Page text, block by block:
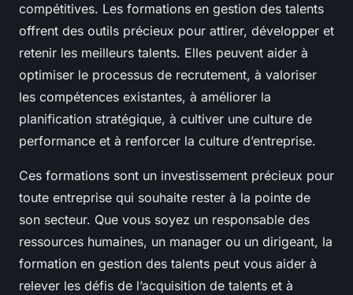
compétitives. Les formations en gestion des talents
offrent des outils précieux pour attirer, développer et
retenir les meilleurs talents. Elles peuvent aider à
optimiser le processus de recrutement, à valoriser
les compétences existantes, à améliorer la
planification stratégique, à cultiver une culture de
performance et à renforcer la culture d’entreprise.
Ces formations sont un investissement précieux pour
toute entreprise qui souhaite rester à la pointe de
son secteur. Que vous soyez un responsable des
ressources humaines, un manager ou un dirigeant, la
formation en gestion des talents peut vous aider à
relever les défis de l’acquisition de talents et à